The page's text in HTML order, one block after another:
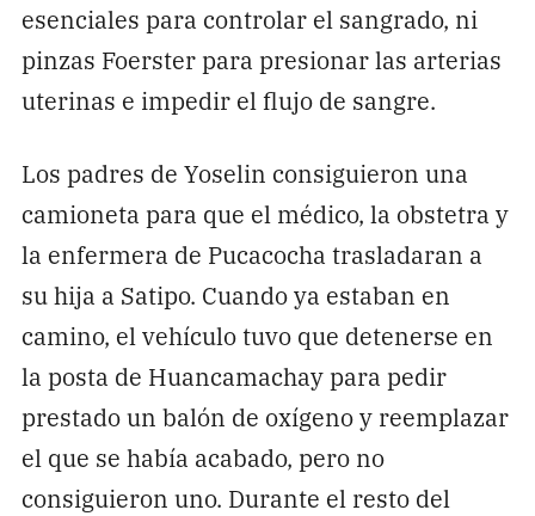
esenciales para controlar el sangrado, ni
pinzas Foerster para presionar las arterias
uterinas e impedir el flujo de sangre.
Los padres de Yoselin consiguieron una
camioneta para que el médico, la obstetra y
la enfermera de Pucacocha trasladaran a
su hija a Satipo. Cuando ya estaban en
camino, el vehículo tuvo que detenerse en
la posta de Huancamachay para pedir
prestado un balón de oxígeno y reemplazar
el que se había acabado, pero no
consiguieron uno. Durante el resto del